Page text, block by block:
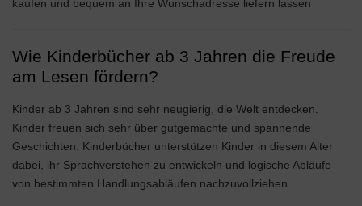
kaufen und bequem an Ihre Wunschadresse liefern lassen
Wie Kinderbücher ab 3 Jahren die Freude
am Lesen fördern?
Kinder ab 3 Jahren sind sehr neugierig, die Welt entdecken.
Kinder freuen sich sehr über gutgemachte und spannende
Geschichten. Kinderbücher unterstützen Kinder in diesem Alter
dabei, ihr Sprachverstehen zu entwickeln und logische Abläufe
von bestimmten Handlungsabläufen nachzuvollziehen.